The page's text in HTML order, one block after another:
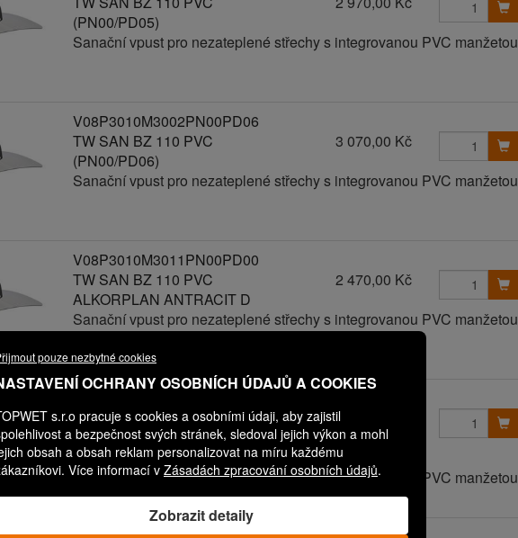
pouze nezbytné cookies
OCHRANY OSOBNÍCH ÚDAJŮ A COOKIES
s.r.o pracuje s cookies a osobními údaji, aby zajistil
a bezpečnost svých stránek, sledoval jejich výkon a mohl
obsah a obsah reklam personalizovat na míru každému
Více informací v Zásadách zpracování osobních údajů.
Zobrazit detaily
(PN00/PD05)
Sanační vpust pro nezateplené střechy s integrovanou PVC manžetou
V08P3010M3002PN00PD06
TW SAN BZ 110 PVC
(PN00/PD06)
3 070,00 Kč
Sanační vpust pro nezateplené střechy s integrovanou PVC manžetou
V08P3010M3011PN00PD00
TW SAN BZ 110 PVC
ALKORPLAN ANTRACIT D
2 470,00 Kč
Sanační vpust pro nezateplené střechy s integrovanou PVC manžetou
TW SAN BZ 110 PVC
ALKORPLAN ANTRACIT D
(PN00/PD01)
2 570,00 Kč
Sanační vpust pro nezateplené střechy s integrovanou PVC manžetou